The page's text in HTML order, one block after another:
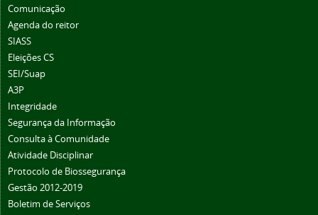
Comunicação
Agenda do reitor
SIASS
Eleições CS
SEI/Suap
A3P
Integridade
Segurança da Informação
Consulta à Comunidade
Atividade Disciplinar
Protocolo de Biossegurança
Gestão 2012-2019
Boletim de Serviços